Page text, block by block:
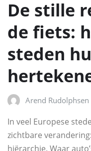
De stille
de fiets:
steden
Arend Rudolphsen
In veel Europese
zichtbare
hiërarchie. Waar